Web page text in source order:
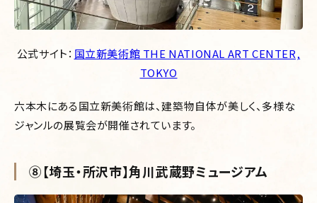
公式サイト： 国立新美術館 THE NATIONAL ART CENTER,
TOKYO
六本木にある国立新美術館は、建築物自体が美しく、多様な
ジャンルの展覧会が開催されています。
⑧【埼玉・所沢市】角川武蔵野ミュージアム